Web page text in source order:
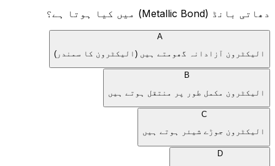
دھاتی بانڈ (Metallic Bond) میں کیا ہوتا ہے؟
A
الیکٹرون آزادانہ گھومتے ہیں (الیکٹرون کا سمندر)
B
الیکٹرون مکمل طور پر منتقل ہوتے ہیں
C
الیکٹرون جوڑے شیئر ہوتے ہیں
D